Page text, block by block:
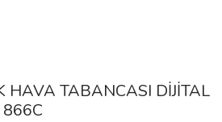
HAVA TABANCASI DİJİTAL